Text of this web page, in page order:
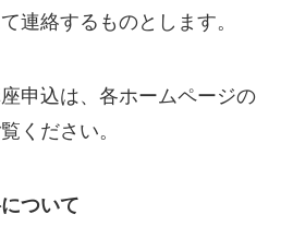
連絡するものとします。
申込は、各ホームページの
ください。
ついて